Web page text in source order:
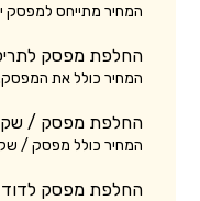
המחיר מתייחס למפסק
החלפת מפסק
המחיר כולל את
החלפת מפסק / שקע
המחיר כולל מפסק /
החלפת מפסק לדוד